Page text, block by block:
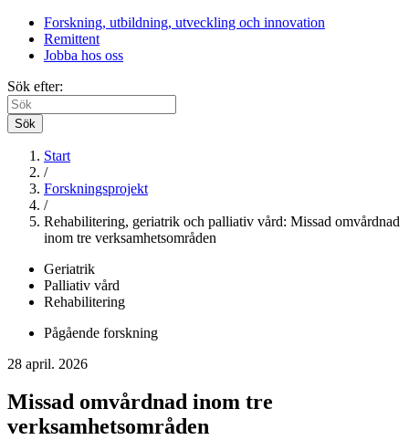
Forskning, utbildning, utveckling och innovation
Remittent
Jobba hos oss
Sök efter:
Sök
Start
/
Forskningsprojekt
/
Rehabilitering, geriatrik och palliativ vård: Missad omvårdnad
inom tre verksamhetsområden
Geriatrik
Palliativ vård
Rehabilitering
Pågående forskning
28 april. 2026
Missad omvårdnad inom tre
verksamhetsområden